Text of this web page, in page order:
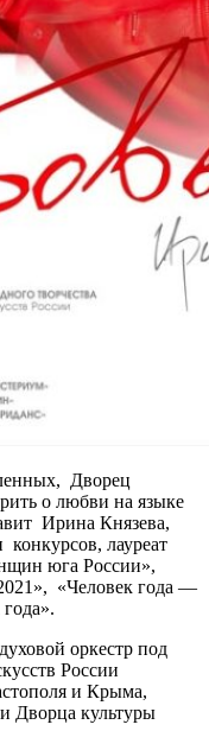
Дворец
о любви на языке
Ирина Князева,
лауреат
юга России»,
«Человек года —
оркестр под
России
и Крыма,
Дворца культуры